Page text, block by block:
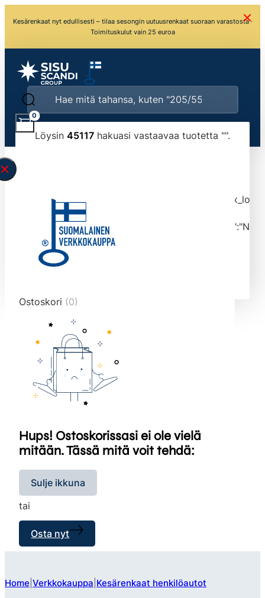
Kesärenkaat nyt edullisesti – tilaa sesongin uutuusrenkaat suoraan varastosta ·
Toimituskulut vain 25 euroa
Löysin 45117 hakuasi vastaavaa tuotetta "".
typed the search query correctly.<br>Currently
tmlmvi","meta_query":
data-original-query-vars="[]" data-page="1"
data-max-pages="4512" data-start="1" data-
end="10">
0
Ostoskori (0)
Hups! Ostoskorissasi ei ole vielä
mitään. Tässä mitä voit tehdä:
Sulje ikkuna
tai
Osta nyt
Home Verkkokauppa Kesärenkaat henkilöautot